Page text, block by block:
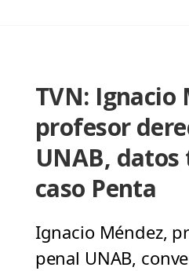
TVN: Ignacio
profesor
UNAB, datos
caso Penta
Ignacio Méndez,
penal UNAB,